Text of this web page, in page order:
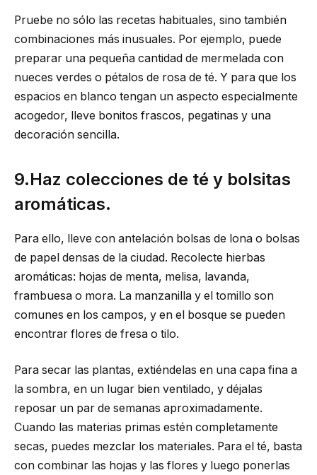
Pruebe no sólo las recetas habituales, sino también
combinaciones más inusuales. Por ejemplo, puede
preparar una pequeña cantidad de mermelada con
nueces verdes o pétalos de rosa de té. Y para que los
espacios en blanco tengan un aspecto especialmente
acogedor, lleve bonitos frascos, pegatinas y una
decoración sencilla.
9.Haz colecciones de té y bolsitas
aromáticas.
Para ello, lleve con antelación bolsas de lona o bolsas
de papel densas de la ciudad. Recolecte hierbas
aromáticas: hojas de menta, melisa, lavanda,
frambuesa o mora. La manzanilla y el tomillo son
comunes en los campos, y en el bosque se pueden
encontrar flores de fresa o tilo.
Para secar las plantas, extiéndelas en una capa fina a
la sombra, en un lugar bien ventilado, y déjalas
reposar un par de semanas aproximadamente.
Cuando las materias primas estén completamente
secas, puedes mezclar los materiales. Para el té, basta
con combinar las hojas y las flores y luego ponerlas